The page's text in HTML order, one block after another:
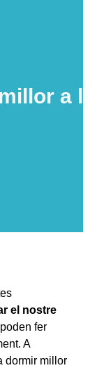
a l
el nostre
fer
A
dormir millor